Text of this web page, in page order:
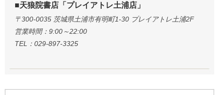
■天狼院書店「プレイアトレ土浦店」
〒300-0035 茨城県土浦市有明町1-30 プレイアトレ土浦2F
営業時間：9:00～22:00
TEL：029-897-3325